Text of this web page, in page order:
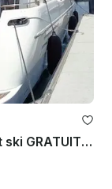
Yacht italien de luxe Azimut avec jet ski GRATUIT Meilleure offre de la marina de Dubaï